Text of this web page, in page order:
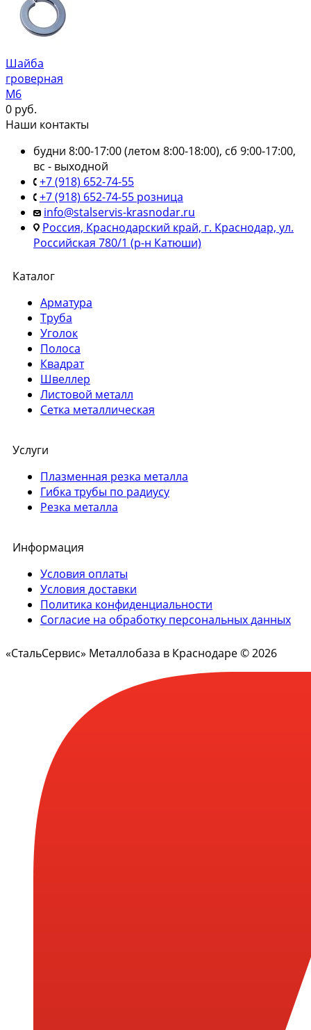
Шайба
гроверная
М6
0 руб.
Наши контакты
будни 8:00-17:00 (летом 8:00-18:00), сб 9:00-17:00,
вс - выходной
+7 (918) 652-74-55
+7 (918) 652-74-55 розница
info@stalservis-krasnodar.ru
Россия, Краснодарский край, г. Краснодар, ул.
Российская 780/1 (р-н Катюши)
Каталог
Арматура
Труба
Уголок
Полоса
Квадрат
Швеллер
Листовой металл
Сетка металлическая
Услуги
Плазменная резка металла
Гибка трубы по радиусу
Резка металла
Информация
Условия оплаты
Условия доставки
Политика конфиденциальности
Согласие на обработку персональных данных
«СтальСервис» Металлобаза в Краснодаре © 2026